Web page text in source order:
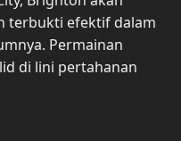
terbukti efektif dalam
Permainan
di lini pertahanan